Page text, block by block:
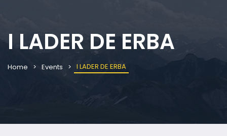
I LADER DE ERBA
Home Events I LADER DE ERBA